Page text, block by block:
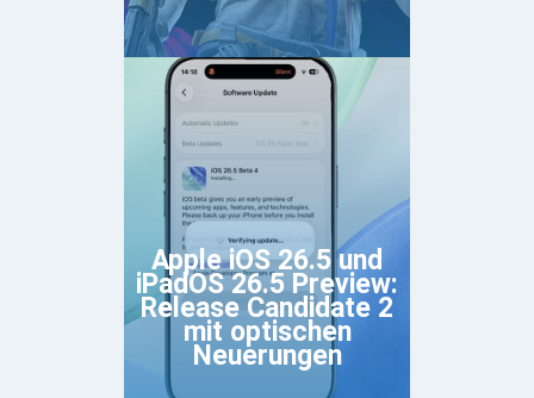
Apple iOS 26.5 und
iPadOS 26.5 Preview:
Release Candidate 2
mit optischen
Neuerungen